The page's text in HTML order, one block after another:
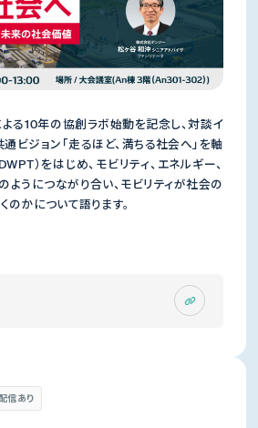
る10年の協創ラボ始動を記念し、対談イ
ビジョン「走るほど、満ちる社会へ」を軸
）をはじめ、モビリティ、エネルギー、
ようにつながり合い、モビリティが社会の
のかについて語ります。
信あり